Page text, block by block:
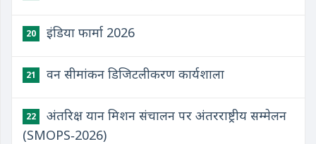
20 इंडिया फार्मा 2026
21 वन सीमांकन डिजिटलीकरण कार्यशाला
22
अंतरिक्ष यान मिशन संचालन पर अंतरराष्ट्रीय सम्मेलन
(SMOPS‑2026)